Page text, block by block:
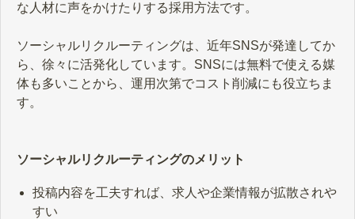
な人材に声をかけたりする採用方法です。
ソーシャルリクルーティングは、近年SNSが発達してか
ら、徐々に活発化しています。SNSには無料で使える媒
体も多いことから、運用次第でコスト削減にも役立ちま
す。
ソーシャルリクルーティングのメリット
投稿内容を工夫すれば、求人や企業情報が拡散されや
すい